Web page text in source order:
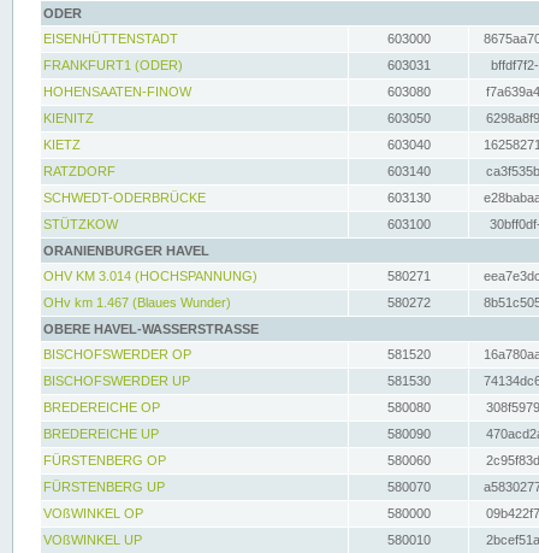
ODER
EISENHÜTTENSTADT
603000
FRANKFURT1 (ODER)
603031
HOHENSAATEN-FINOW
603080
KIENITZ
603050
KIETZ
603040
RATZDORF
603140
SCHWEDT-ODERBRÜCKE
603130
STÜTZKOW
603100
ORANIENBURGER HAVEL
OHV KM 3.014 (HOCHSPANNUNG)
580271
OHv km 1.467 (Blaues Wunder)
580272
OBERE HAVEL-WASSERSTRASSE
BISCHOFSWERDER OP
581520
BISCHOFSWERDER UP
581530
BREDEREICHE OP
580080
BREDEREICHE UP
580090
FÜRSTENBERG OP
580060
FÜRSTENBERG UP
580070
VOßWINKEL OP
580000
VOßWINKEL UP
580010